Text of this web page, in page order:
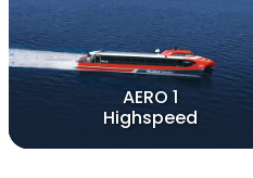
AERO 1
Highspeed